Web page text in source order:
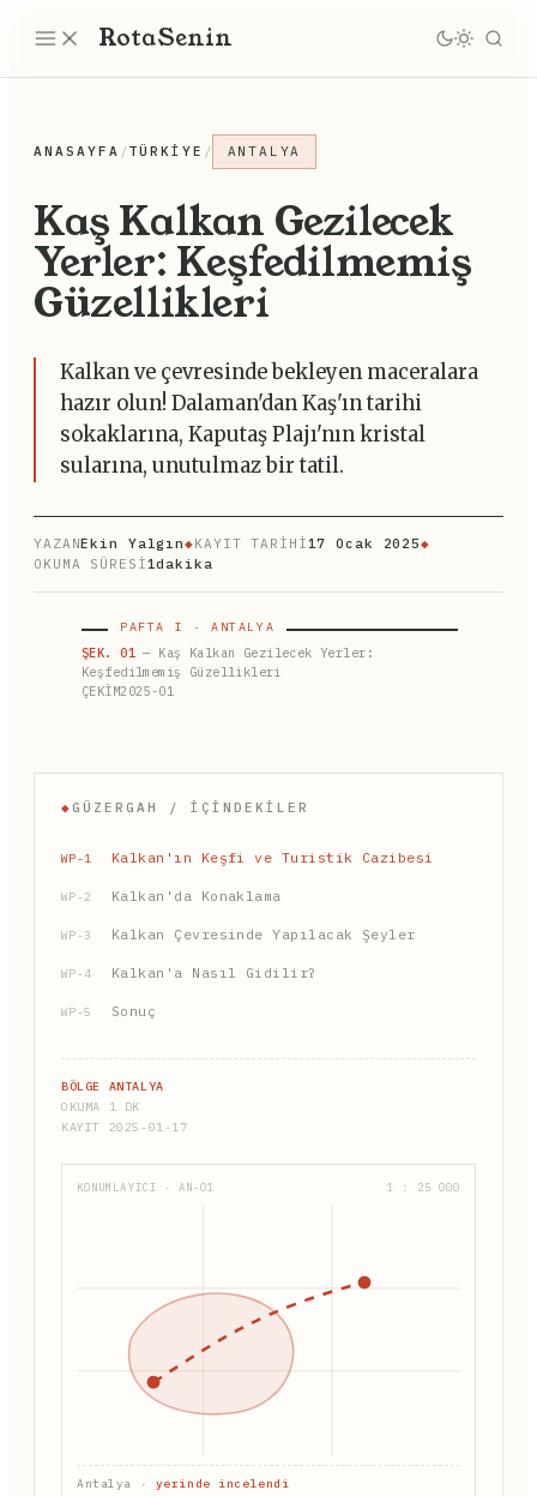
RotaSenin
ANASAYFA /TÜRKIYE / ANTALYA
Kaş Kalkan Gezilecek
Yerler: Keşfedilmemiş
Güzellikleri
Kalkan ve çevresinde bekleyen maceralara
hazır olun! Dalaman'dan Kaş'ın tarihi
sokaklarına, Kaputaş Plajı'nın kristal
sularına, unutulmaz bir tatil.
YAZANEkin Yalgın◆KAYIT TARİHİ17 Ocak 2025◆
OKUMA SÜRESİ1dakika
PAFTA I · ANTALYA
ŞEK. 01 — Kaş Kalkan Gezilecek Yerler:
Keşfedilmemiş Güzellikleri
ÇEKİM2025-01
◆ GÜZERGAH / İÇINDEKILER
WP-1 Kalkan'ın Keşfi ve Turistik Cazibesi
WP-2 Kalkan'da Konaklama
WP-3 Kalkan Çevresinde Yapılacak Şeyler
WP-4 Kalkan'a Nasıl Gidilir?
WP-5 Sonuç
BÖLGE ANTALYA
OKUMA 1 DK
KAYIT 2025-01-17
KONUMLAYICI · AN-01 1 : 25 000
Antalya · yerinde incelendi